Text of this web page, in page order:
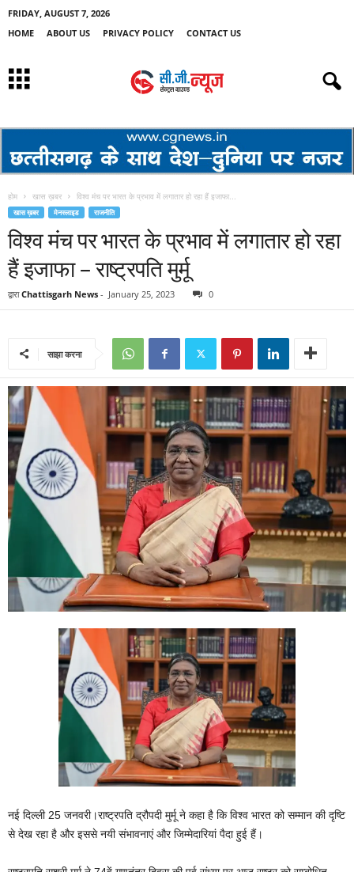
FRIDAY, AUGUST 7, 2026
HOME
ABOUT US PRIVACY POLICY CONTACT US
होम खास ख़बर विश्व मंच पर भारत के प्रभाव में लगातार हो रहा हैं इजाफा...
खास ख़बर मेनस्लाइड राजनीति
विश्व मंच पर भारत के प्रभाव में लगातार हो रहा
हैं इजाफा – राष्ट्रपति मुर्मू
द्वारा Chattisgarh News - January 25, 2023 0
साझा करना
नई दिल्ली 25 जनवरी।राष्‍ट्रपति द्रौपदी मुर्मू ने कहा है कि विश्‍व भारत को सम्‍मान की दृष्टि
से देख रहा है और इससे नयी संभावनाएं और जिम्‍मेदारियां पैदा हुई हैं।